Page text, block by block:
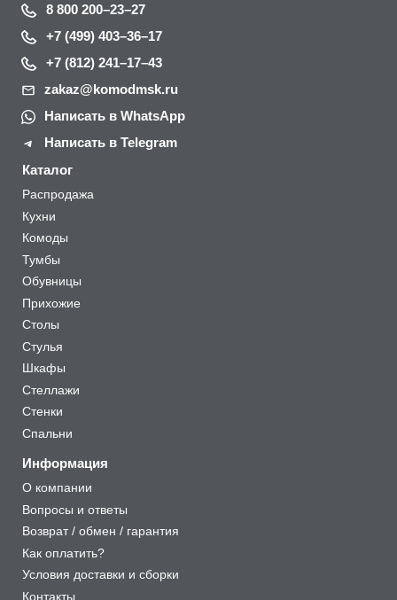
8 800 200–23–27
+7 (499) 403–36–17
+7 (812) 241–17–43
zakaz@komodmsk.ru
Написать в WhatsApp
Написать в Telegram
Каталог
Распродажа
Кухни
Комоды
Тумбы
Обувницы
Прихожие
Столы
Стулья
Шкафы
Стеллажи
Стенки
Спальни
Информация
О компании
Вопросы и ответы
Возврат / обмен / гарантия
Как оплатить?
Условия доставки и сборки
Контакты